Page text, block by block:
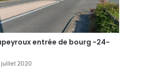
entrée de bourg -24-
juillet 2020